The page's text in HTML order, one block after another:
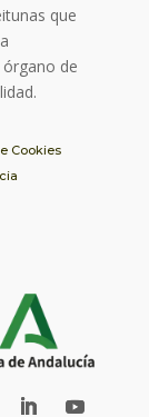
que
órgano de
Cookies